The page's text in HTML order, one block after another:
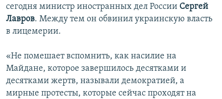
сегодня министр иностранных дел России Сергей
Лавров. Между тем он обвинил украинскую власть
в лицемерии.
«Не помешает вспомнить, как насилие на
Майдане, которое завершилось десятками и
десятками жертв, называли демократией, а
мирные протесты, которые сейчас проходят на